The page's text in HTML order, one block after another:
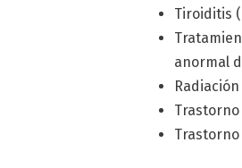
Tiroiditis (
anormal